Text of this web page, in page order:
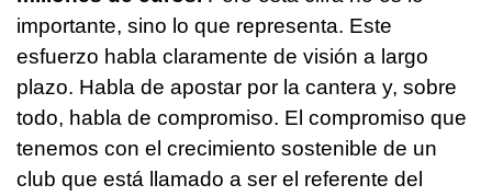
importante, sino lo que representa. Este
esfuerzo habla claramente de visión a largo
plazo. Habla de apostar por la cantera y, sobre
todo, habla de compromiso. El compromiso que
tenemos con el crecimiento sostenible de un
club que está llamado a ser el referente del